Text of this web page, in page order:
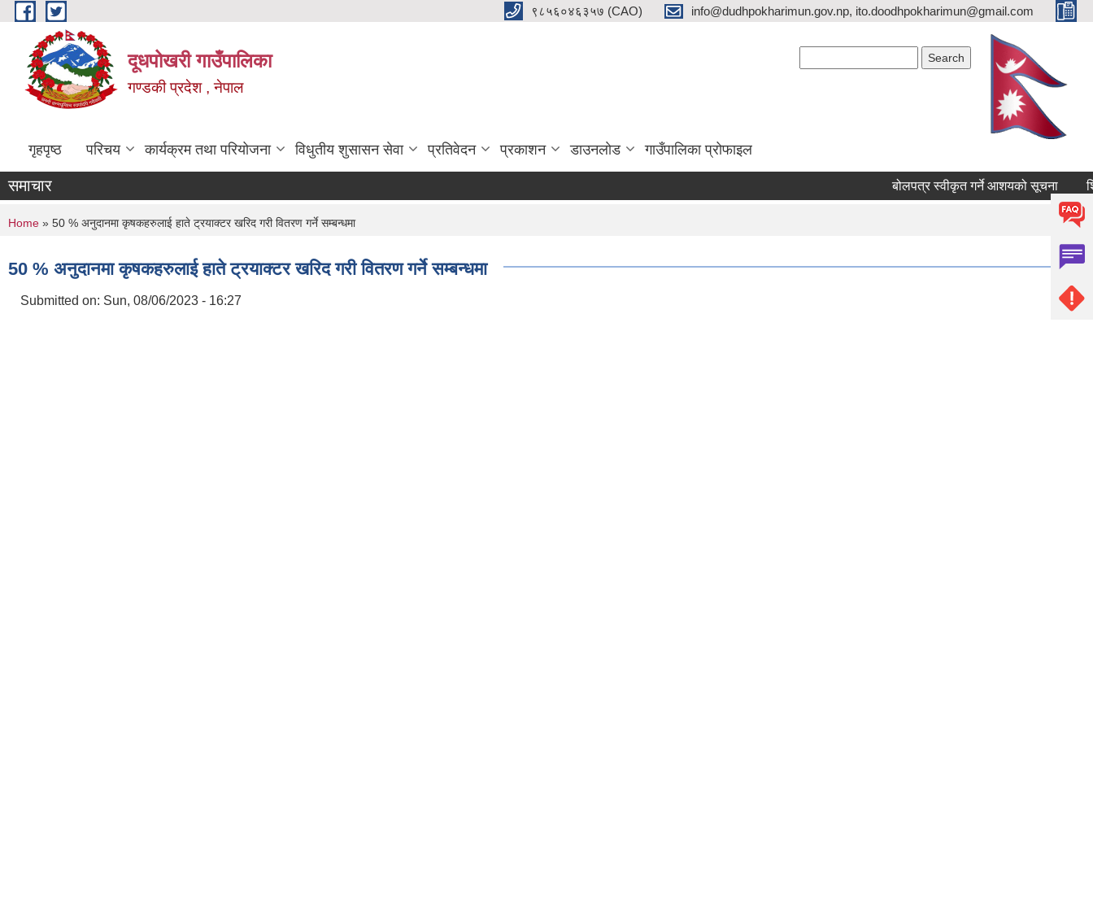
Skip to main content ९८५६०४६३५७ (CAO) info@dudhpokharimun.gov.np, ito.doodhpokharimun@gmail.com
दूधपोखरी गाउँपालिका
गण्डकी प्रदेश , नेपाल
गृहपृष्ठ परिचय कार्यक्रम तथा परियोजना विधुतीय शुसासन सेवा प्रतिवेदन प्रकाशन डाउनलाेड गाउँपालिका प्रोफाइल
समाचार बोलपत्र स्वीकृत गर्ने आशयको सूचना
You are here
Home » 50 % अनुदानमा कृषकहरुलाई हाते ट्रयाक्टर खरिद गरी वितरण गर्ने सम्बन्धमा
50 % अनुदानमा कृषकहरुलाई हाते ट्रयाक्टर खरिद गरी वितरण गर्ने सम्बन्धमा
Submitted on: Sun, 08/06/2023 - 16:27